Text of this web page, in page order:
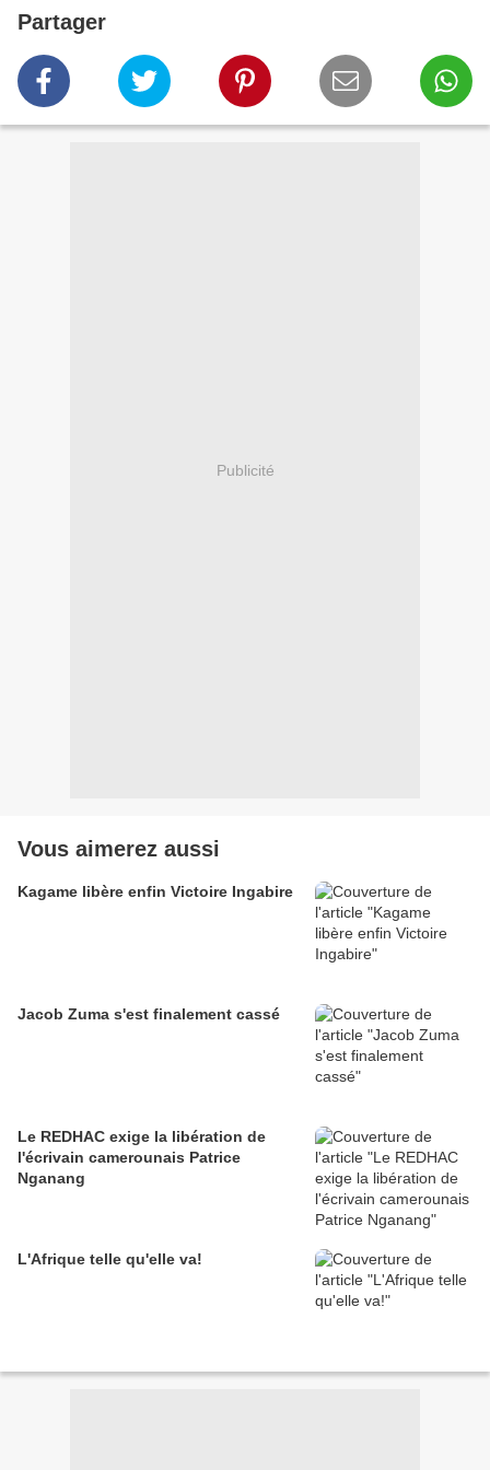
Partager
Publicité
Vous aimerez aussi
Kagame libère enfin Victoire Ingabire
Jacob Zuma s'est finalement cassé
Le REDHAC exige la libération de
l'écrivain camerounais Patrice
Nganang
L'Afrique telle qu'elle va!